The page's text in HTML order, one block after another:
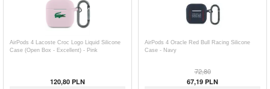
AirPods 4 Lacoste Croc Logo Liquid Silicone
Case (Open Box - Excellent) - Pink
120,80 PLN
AirPods 4 Oracle Red Bull Racing Silicone
Case - Navy
72,80
67,19 PLN